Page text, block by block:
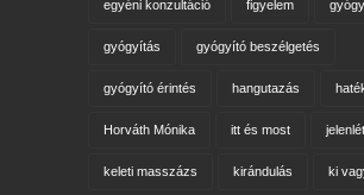
egyéni konzultáció figyelem
gyógyítás gyógyító beszélgetés
gyógyító érintés hangutazás
Horváth Mónika itt és most jelenlét
keleti masszázs kirándulás ki